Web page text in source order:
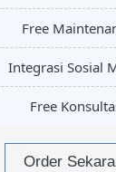
Free
Integrasi Sosial
Free
Order